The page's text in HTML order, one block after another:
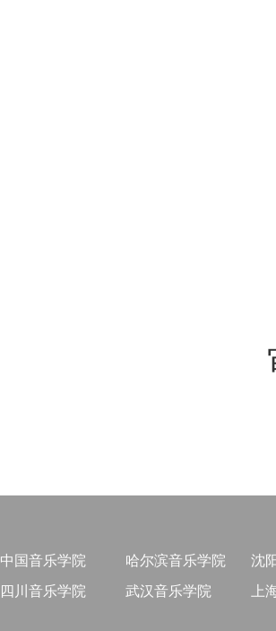
中国音乐学院 哈尔滨音乐学院
沈
四川音乐学院 武汉音乐学院 上